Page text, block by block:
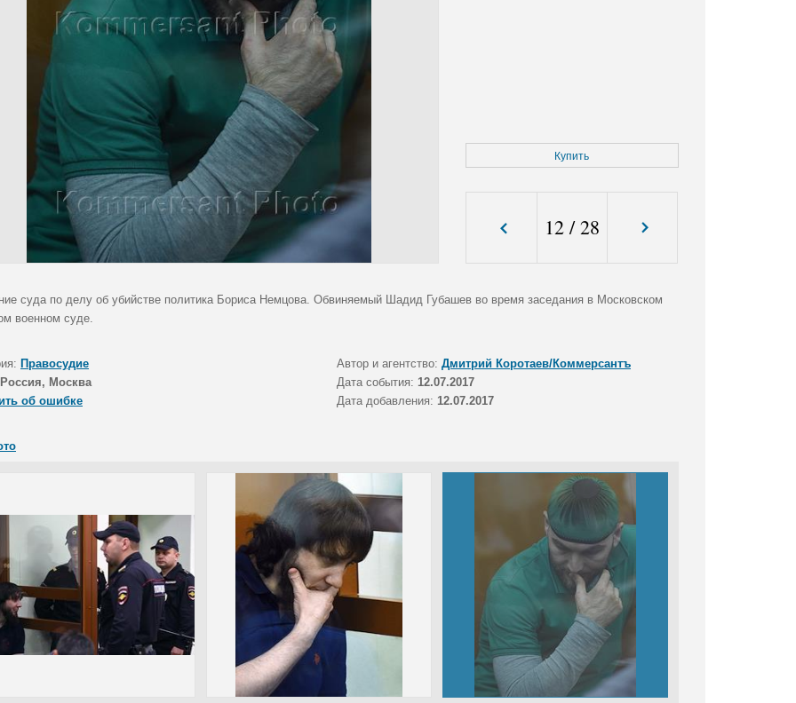
Купить
12/28
суда по делу об убийстве политика Бориса Немцова. Обвиняемый Шадид Губашев во время заседания в Московском
военном суде.
Правосудие Автор и агентство: Дмитрий Коротаев/Коммерсантъ
Россия, Москва Дата события: 12.07.2017
об ошибке
Дата добавления: 12.07.2017